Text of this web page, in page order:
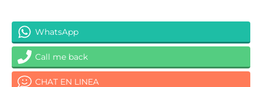
WhatsApp
Call me back
CHAT EN LINEA